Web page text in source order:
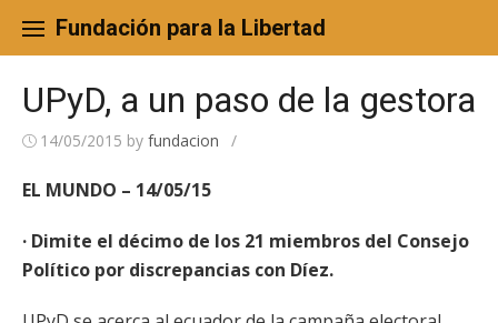
content
Fundación para la Libertad
UPyD, a un paso de la gestora
14/05/2015 by fundacion /
EL MUNDO – 14/05/15
· Dimite el décimo de los 21 miembros del Consejo
Político por discrepancias con Díez.